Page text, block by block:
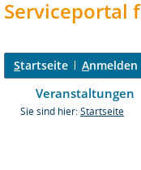
Serviceportal
Startseite Anmelden
Veranstaltungen
Sie sind hier: Startseite